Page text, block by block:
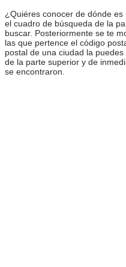
¿Quiéres conocer de dónde
el cuadro de búsqueda de la
buscar. Posteriormente se te
las que pertence el código
postal de una ciudad la
de la parte superior y de
se encontraron.